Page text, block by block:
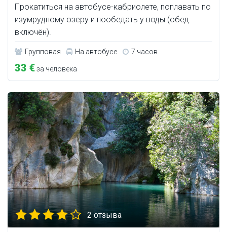
Прокатиться на автобусе-кабриолете, поплавать по
изумрудному озеру и пообедать у воды (обед
включён).
Групповая На автобусе 7 часов
33 €за человека
2 отзыва